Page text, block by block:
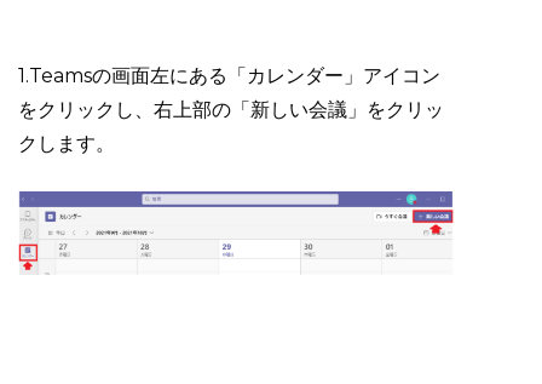
1.Teamsの画面左にある「カレンダー」アイコン
をクリックし、右上部の「新しい会議」をクリッ
クします。